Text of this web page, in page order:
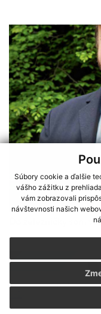
Súbory cookie a ďalšie
vášho zážitku z
vám zobrazovali
návštevnosti našich
Sme partnerom
Do železničky som